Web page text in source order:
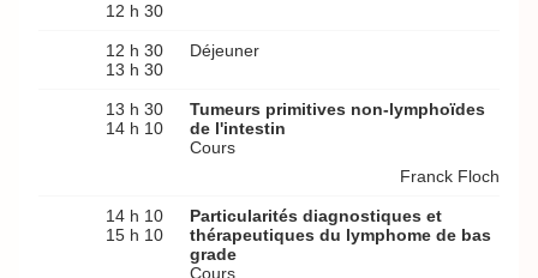
12 h 30
12 h 30
13 h 30
Déjeuner
13 h 30
14 h 10
Tumeurs primitives non-lymphoïdes
de l'intestin
Cours
Franck Floch
14 h 10
15 h 10
Particularités diagnostiques et
thérapeutiques du lymphome de bas
grade
Cours